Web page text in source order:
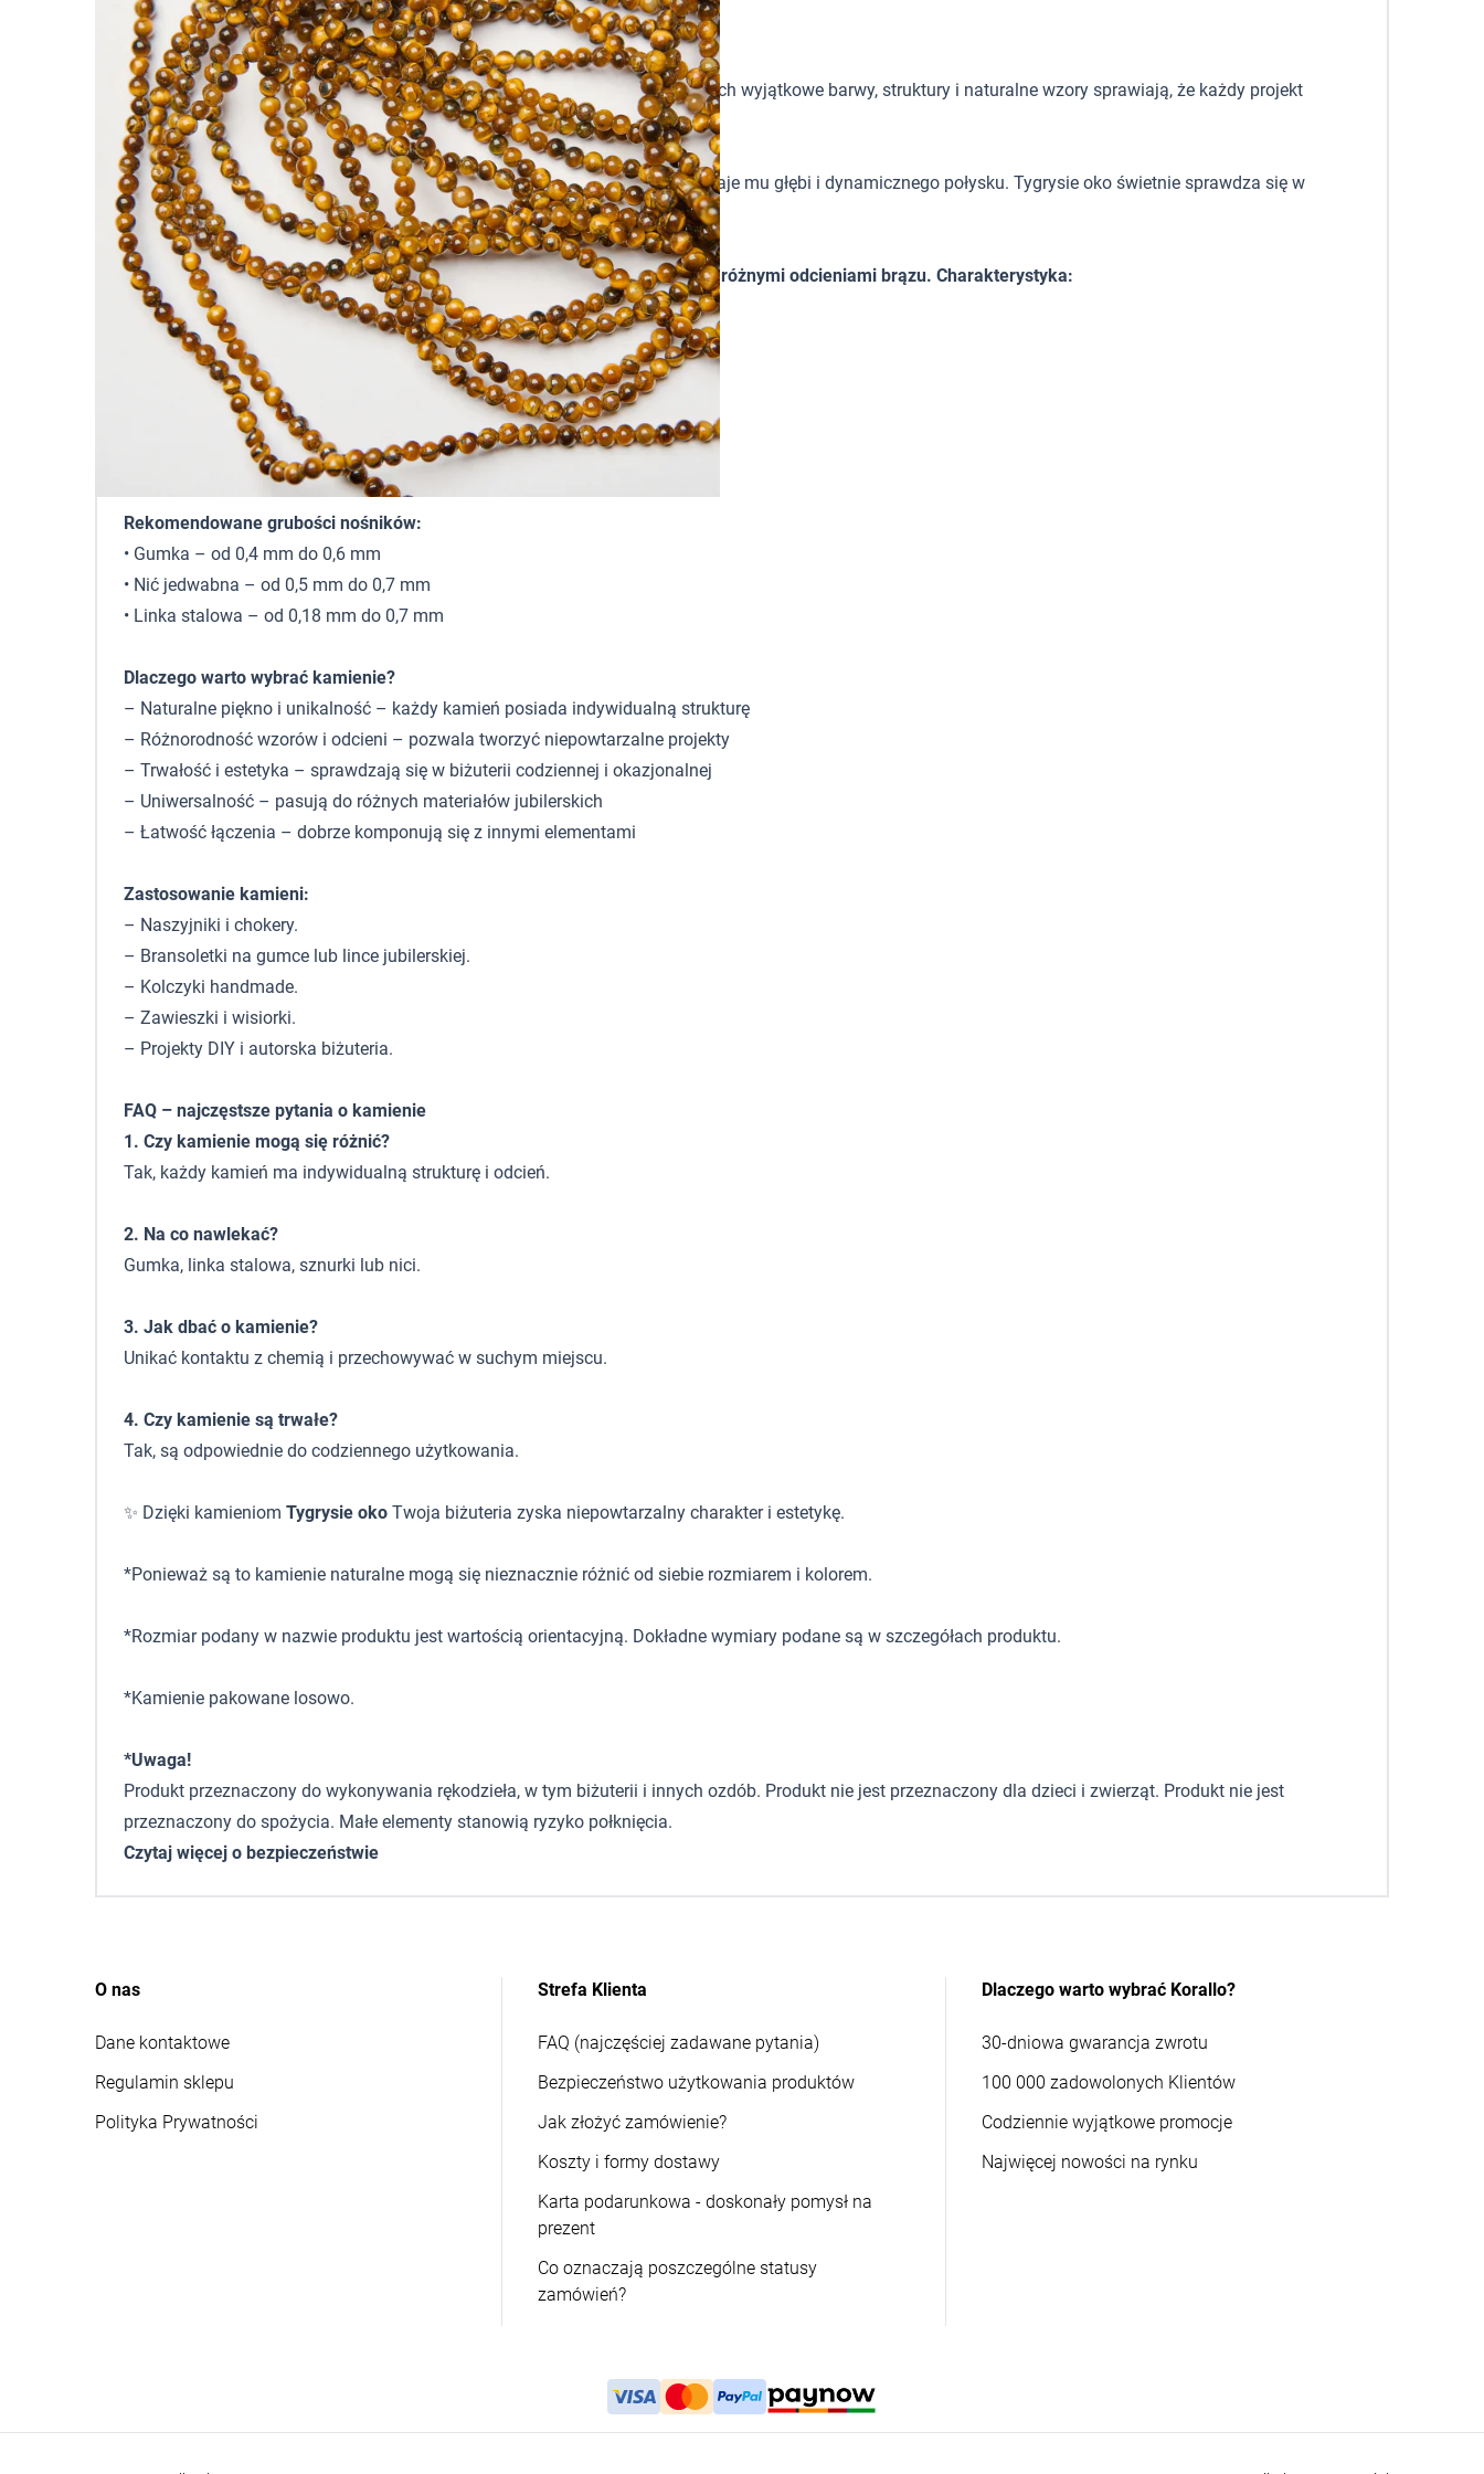
Tygrysie oko kulka gładka 4mm
Kamienie to jedne z najbardziej cenionych dodatków w biżuterii handmade. Ich wyjątkowe barwy, struktury i naturalne wzory sprawiają, że każdy projekt
nabiera indywidualnego charakteru.
Tygrysie oko wyróżnia się tym, że charakterystyczny efekt „kociego oka” nadaje mu głębi i dynamicznego połysku. Tygrysie oko świetnie sprawdza się w
bransoletkach, naszyjnikach i projektach o mocniejszym charakterze.
Kulki naturalnego tygrysiego oka bardzo dobrej jakości. Pięknie się mienią różnymi odcieniami brązu. Charakterystyka:
Rodzaj:
Tygrysie oko
Kolor:brązowy
kulka
4mm
gładka
Cechy szczególne:gładka powierzchnia, efekt kociego oka
Rekomendowane grubości nośników:
• Gumka – od 0,4 mm do 0,6 mm
• Nić jedwabna – od 0,5 mm do 0,7 mm
• Linka stalowa – od 0,18 mm do 0,7 mm
Dlaczego warto wybrać kamienie?
– Naturalne piękno i unikalność – każdy kamień posiada indywidualną strukturę
– Różnorodność wzorów i odcieni – pozwala tworzyć niepowtarzalne projekty
– Trwałość i estetyka – sprawdzają się w biżuterii codziennej i okazjonalnej
– Uniwersalność – pasują do różnych materiałów jubilerskich
– Łatwość łączenia – dobrze komponują się z innymi elementami
Zastosowanie kamieni:
– Naszyjniki i chokery.
– Bransoletki na gumce lub lince jubilerskiej.
– Kolczyki handmade.
– Zawieszki i wisiorki.
– Projekty DIY i autorska biżuteria.
FAQ – najczęstsze pytania o kamienie
1. Czy kamienie mogą się różnić?
Tak, każdy kamień ma indywidualną strukturę i odcień.
2. Na co nawlekać?
Gumka, linka stalowa, sznurki lub nici.
3. Jak dbać o kamienie?
Unikać kontaktu z chemią i przechowywać w suchym miejscu.
4. Czy kamienie są trwałe?
Tak, są odpowiednie do codziennego użytkowania.
✨ Dzięki kamieniom Tygrysie oko Twoja biżuteria zyska niepowtarzalny charakter i estetykę.
*Ponieważ są to kamienie naturalne mogą się nieznacznie różnić od siebie rozmiarem i kolorem.
*Rozmiar podany w nazwie produktu jest wartością orientacyjną. Dokładne wymiary podane są w szczegółach produktu.
*Kamienie pakowane losowo.
*Uwaga!
Produkt przeznaczony do wykonywania rękodzieła, w tym biżuterii i innych ozdób. Produkt nie jest przeznaczony dla dzieci i zwierząt. Produkt nie jest
przeznaczony do spożycia. Małe elementy stanowią ryzyko połknięcia.
Czytaj więcej o bezpieczeństwie
O nas
Dane kontaktowe
Regulamin sklepu
Polityka Prywatności
Strefa Klienta
FAQ (najczęściej zadawane pytania)
Bezpieczeństwo użytkowania produktów
Jak złożyć zamówienie?
Koszty i formy dostawy
Karta podarunkowa - doskonały pomysł na
prezent
Co oznaczają poszczególne statusy
zamówień?
Dlaczego warto wybrać Korallo?
30-dniowa gwarancja zwrotu
100 000 zadowolonych Klientów
Codziennie wyjątkowe promocje
Najwięcej nowości na rynku